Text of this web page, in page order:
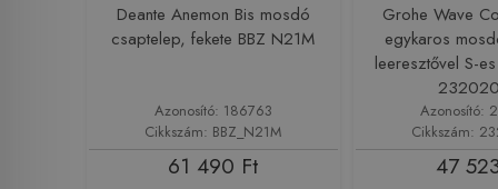
Deante Anemon Bis mosdó
csaptelep, fekete BBZ N21M
Azonosító: 186763
Cikkszám: BBZ_N21M
61 490 Ft
Grohe Wave
egykaros
leeresztővel S-
Azonosító:
Cikkszám:
47